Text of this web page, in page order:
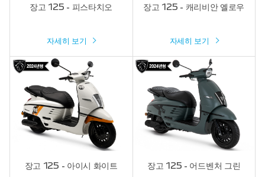
장고 125 - 피스타치오
자세히 보기
장고 125 - 캐리비안 옐로우
자세히 보기
장고 125 - 아이시 화이트 장고 125 - 어드벤처 그린